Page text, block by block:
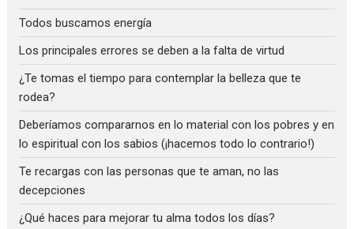
Todos buscamos energía
Los principales errores se deben a la falta de virtud
¿Te tomas el tiempo para contemplar la belleza que te
rodea?
Deberíamos compararnos en lo material con los pobres y en
lo espiritual con los sabios (¡hacemos todo lo contrario!)
Te recargas con las personas que te aman, no las
decepciones
¿Qué haces para mejorar tu alma todos los días?